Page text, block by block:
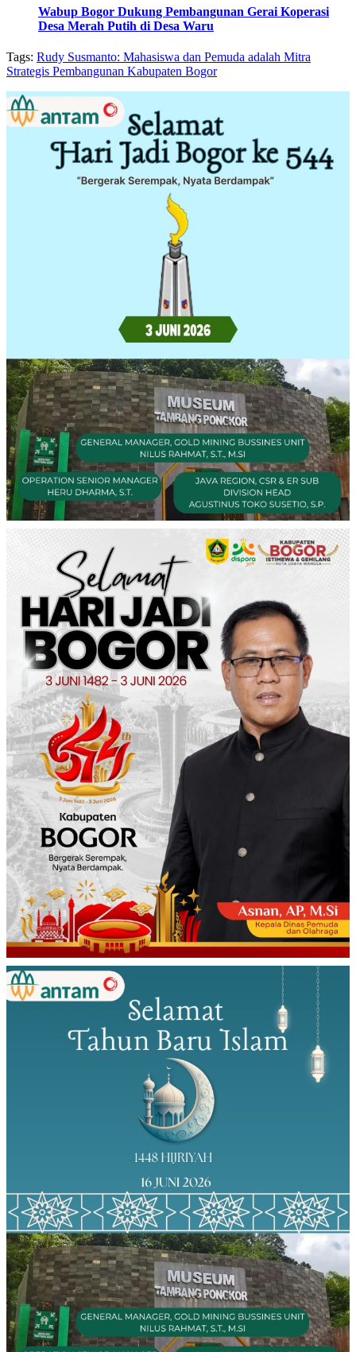
Wabup Bogor Dukung Pembangunan Gerai Koperasi
Desa Merah Putih di Desa Waru
Tags: Rudy Susmanto: Mahasiswa dan Pemuda adalah Mitra
Strategis Pembangunan Kabupaten Bogor